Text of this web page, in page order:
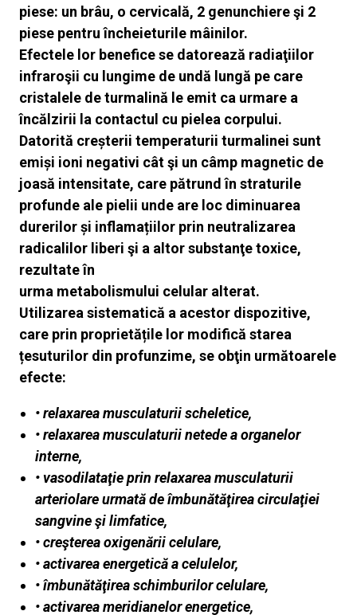
piese: un brâu, o cervicală, 2 genunchiere şi 2
piese pentru încheieturile mâinilor.
Efectele lor benefice se datorează radiaţiilor
infraroşii cu lungime de undă lungă pe care
cristalele de turmalină le emit ca urmare a
încălzirii la contactul cu pielea corpului.
Datorită creșterii temperaturii turmalinei sunt
emiși ioni negativi cât şi un câmp magnetic de
joasă intensitate, care pătrund în straturile
profunde ale pielii unde are loc diminuarea
durerilor și inflamațiilor prin neutralizarea
radicalilor liberi şi a altor substanţe toxice,
rezultate în
urma metabolismului celular alterat.
Utilizarea sistematică a acestor dispozitive,
care prin proprietățile lor modifică starea
țesuturilor din profunzime, se obţin următoarele
efecte:
• relaxarea musculaturii scheletice,
• relaxarea musculaturii netede a organelor
interne,
• vasodilataţie prin relaxarea musculaturii
arteriolare urmată de îmbunătăţirea circulaţiei
sangvine şi limfatice,
• creşterea oxigenării celulare,
• activarea energetică a celulelor,
• îmbunătăţirea schimburilor celulare,
• activarea meridianelor energetice,